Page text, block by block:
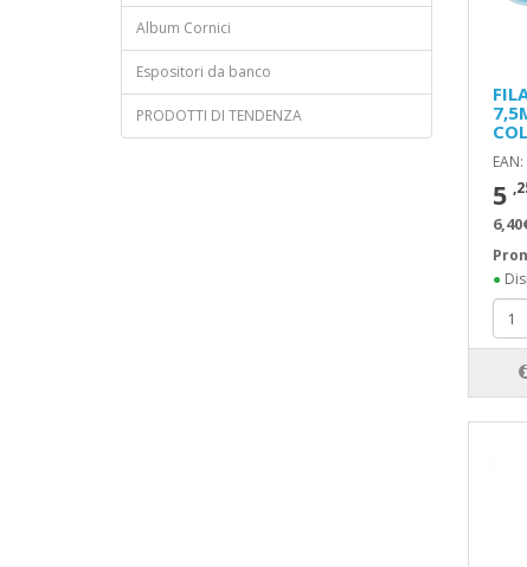
Album Cornici
Espositori da banco
PRODOTTI DI TENDENZA
5
●